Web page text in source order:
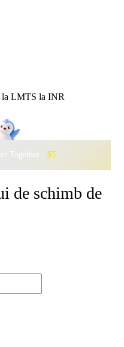
la LMTS la INR
Together · $500,000
de schimb de